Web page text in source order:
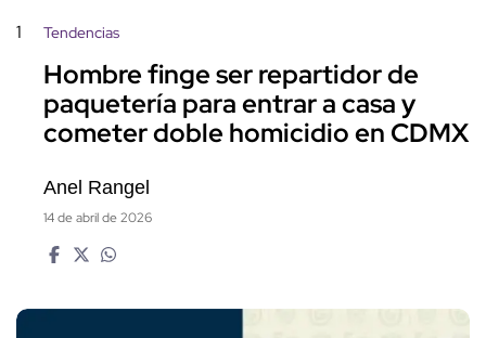
1 Tendencias
Hombre finge ser repartidor de
paquetería para entrar a casa y
cometer doble homicidio en CDMX
Anel Rangel
14 de abril de 2026